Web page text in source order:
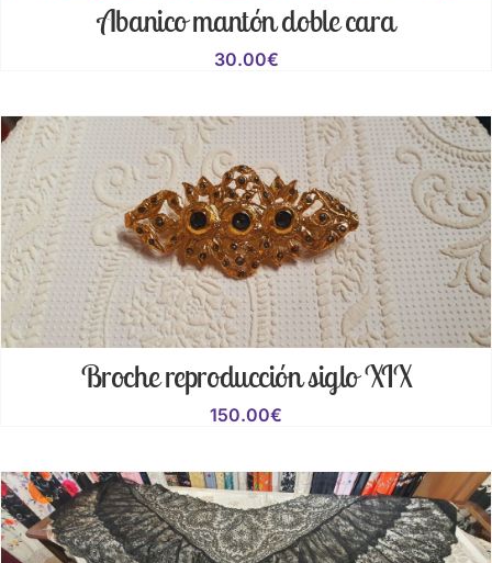
Abanico mantón doble cara
30.00€
Broche reproducción siglo XIX
150.00€